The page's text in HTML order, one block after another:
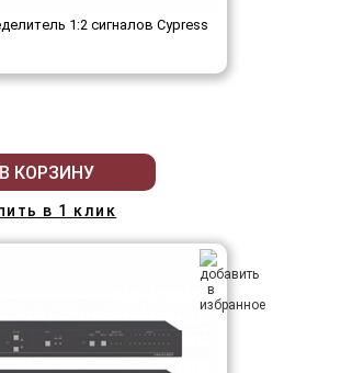
1:2 сигналов Cypress
В КОРЗИНУ
в 1 клик